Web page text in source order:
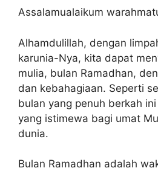
Assalamualaikum
Alhamdulillah, dengan
karunia-Nya, kita dapat
mulia, bulan Ramadhan,
dan kebahagiaan. Seperti
bulan yang penuh berkah
yang istimewa bagi umat
dunia.
Bulan Ramadhan adalah